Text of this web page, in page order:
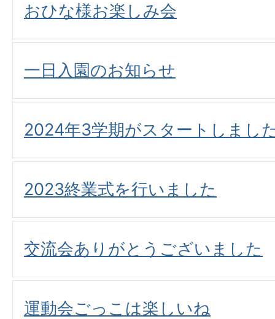
おひな様お楽しみ会
一日入園のお知らせ
2024年3学期がスタートしまし
2023終業式を行いました
交流会ありがとうございました
運動会ごっこは楽しいね